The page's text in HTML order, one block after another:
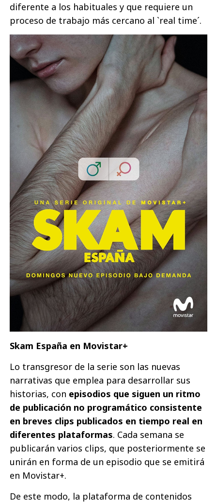
diferente a los habituales y que requiere un
proceso de trabajo más cercano al `real time´.
Skam España en Movistar+
Lo transgresor de la serie son las nuevas
narrativas que emplea para desarrollar sus
historias, con episodios que siguen un ritmo
de publicación no programático consistente
en breves clips publicados en tiempo real en
diferentes plataformas. Cada semana se
publicarán varios clips, que posteriormente se
unirán en forma de un episodio que se emitirá
en Movistar+.
De este modo, la plataforma de contenidos